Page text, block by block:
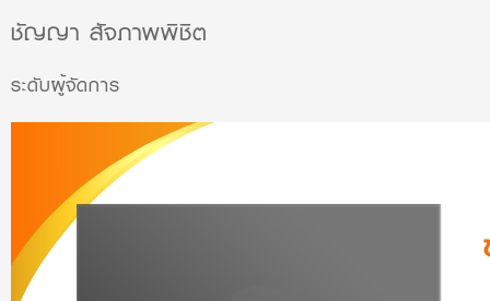
ชัญญา สัจภาพพิชิต
ระดับผู้จัดการ